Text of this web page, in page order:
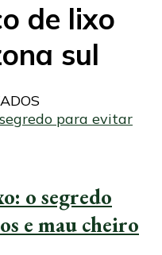
de lixo
sul
o segredo
e mau cheiro